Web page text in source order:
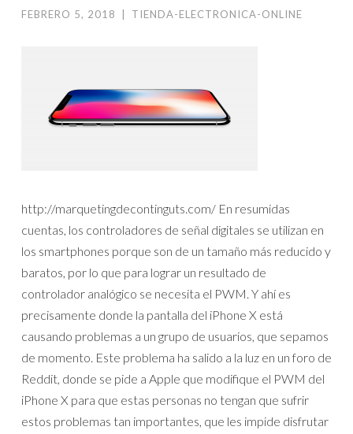
FEBRERO 5, 2018 TIENDA-ELECTRONICA-ONLINE
http://marquetingdecontinguts.com/ En resumidas
cuentas, los controladores de señal digitales se utilizan en
los smartphones porque son de un tamaño más reducido y
baratos, por lo que para lograr un resultado de
controlador analógico se necesita el PWM. Y ahí es
precisamente donde la pantalla del iPhone X está
causando problemas a un grupo de usuarios, que sepamos
de momento. Este problema ha salido a la luz en un foro de
Reddit, donde se pide a Apple que modifique el PWM del
iPhone X para que estas personas no tengan que sufrir
estos problemas tan importantes, que les impide disfrutar